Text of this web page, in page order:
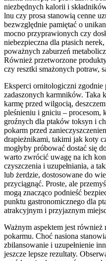
niezbędnych kalorii i
lnu czy prosa stanowią cenne
bezwzględnie pamiętać o
mocno przyprawionych czy
niebezpieczna dla ptasich
poważnych zaburzeń
Również przetworzone
czy resztki smażonych potraw,
Eksperci ornitologiczni zgodnie
zadaszonych karmników. Taka
karmę przed wilgocią,
pleśnieniu i gniciu – procesom,
groźnych dla ptaków toksyn i
pokarm przed
drapieżnikami, takimi jak koty
mogłyby próbować dostać się
warto zwrócić uwagę na ich
czyszczenia i uzupełniania, a
lub żerdzie, dostosowane do
przyciągnąć. Proste, ale
mogą znacząco podnieść
punktu gastronomicznego dla
atrakcyjnym i przyjaznym
Ważnym aspektem jest
pokarmu. Choć nasiona
zbilansowanie i uzupełnienie
jeszcze lepsze rezultaty.